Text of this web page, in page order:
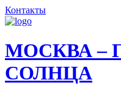
Контакты
МОСКВА –
СОЛНЦА